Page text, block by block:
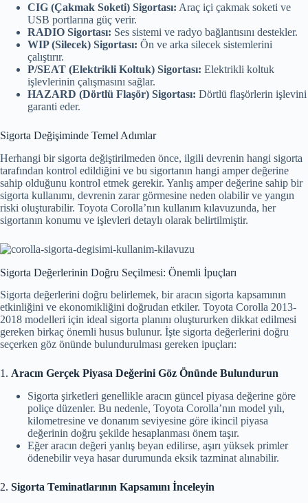
CIG (Çakmak Soketi) Sigortası: Araç içi çakmak soketi ve
USB portlarına güç verir.
RADIO Sigortası: Ses sistemi ve radyo bağlantısını destekler.
WIP (Silecek) Sigortası: Ön ve arka silecek sistemlerini
çalıştırır.
P/SEAT (Elektrikli Koltuk) Sigortası: Elektrikli koltuk
işlevlerinin çalışmasını sağlar.
HAZARD (Dörtlü Flaşör) Sigortası: Dörtlü flaşörlerin işlevini
garanti eder.
Sigorta Değişiminde Temel Adımlar
Herhangi bir sigorta değiştirilmeden önce, ilgili devrenin hangi sigorta
tarafından kontrol edildiğini ve bu sigortanın hangi amper değerine
sahip olduğunu kontrol etmek gerekir. Yanlış amper değerine sahip bir
sigorta kullanımı, devrenin zarar görmesine neden olabilir ve yangın
riski oluşturabilir. Toyota Corolla’nın kullanım kılavuzunda, her
sigortanın konumu ve işlevleri detaylı olarak belirtilmiştir.
Sigorta Değerlerinin Doğru Seçilmesi: Önemli İpuçları
Sigorta değerlerini doğru belirlemek, bir aracın sigorta kapsamının
etkinliğini ve ekonomikliğini doğrudan etkiler. Toyota Corolla 2013-
2018 modelleri için ideal sigorta planını oluştururken dikkat edilmesi
gereken birkaç önemli husus bulunur. İşte sigorta değerlerini doğru
seçerken göz önünde bulundurulması gereken ipuçları:
1. Aracın Gerçek Piyasa Değerini Göz Önünde Bulundurun
Sigorta şirketleri genellikle aracın güncel piyasa değerine göre
poliçe düzenler. Bu nedenle, Toyota Corolla’nın model yılı,
kilometresine ve donanım seviyesine göre ikincil piyasa
değerinin doğru şekilde hesaplanması önem taşır.
Eğer aracın değeri yanlış beyan edilirse, aşırı yüksek primler
ödenebilir veya hasar durumunda eksik tazminat alınabilir.
2. Sigorta Teminatlarının Kapsamını İnceleyin